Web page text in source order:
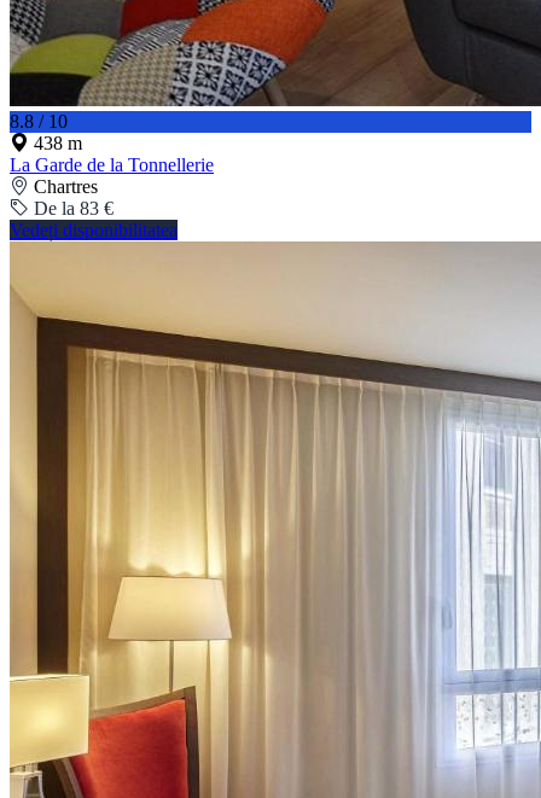
8.8 / 10
438 m
La Garde de la Tonnellerie
Chartres
De la 83 €
Vedeți disponibilitatea